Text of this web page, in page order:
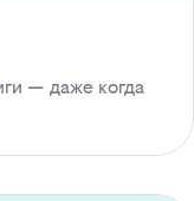
— даже когда